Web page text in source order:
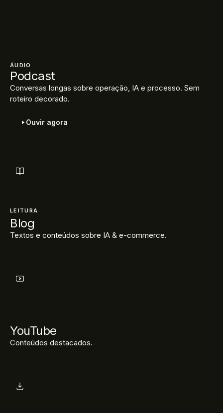
ÁUDIO
Podcast
Conversas longas sobre operação, IA e processo. Sem
roteiro decorado.
Ouvir agora
LEITURA
Blog
Textos e conteúdos sobre IA & e-commerce.
YouTube
Conteúdos destacados.